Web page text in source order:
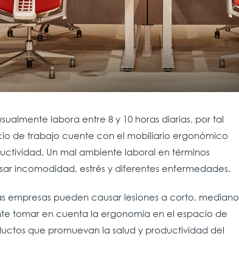
labora entre 8 y 10 horas diarias, por tal
de trabajo cuente con el mobiliario ergonómico
Un mal ambiente laboral en términos
incomodidad, estrés y diferentes enfermedades.
empresas pueden causar lesiones a corto, mediano
tomar en cuenta la ergonomía en el espacio de
que promuevan la salud y productividad del